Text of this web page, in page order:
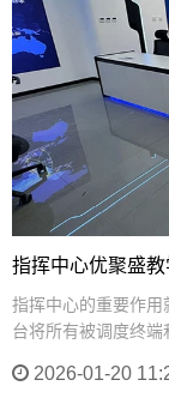
指挥中心优聚盛
指挥中心的重要作
台将所有被调度终端
2026-01-20